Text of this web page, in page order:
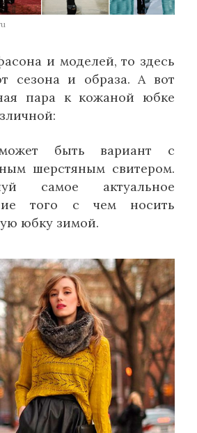
и моделей, то здесь
сезона и образа. А вот
пара к кожаной юбке
быть вариант с
шерстяным свитером.
самое актуальное
того с чем носить
юбку зимой.